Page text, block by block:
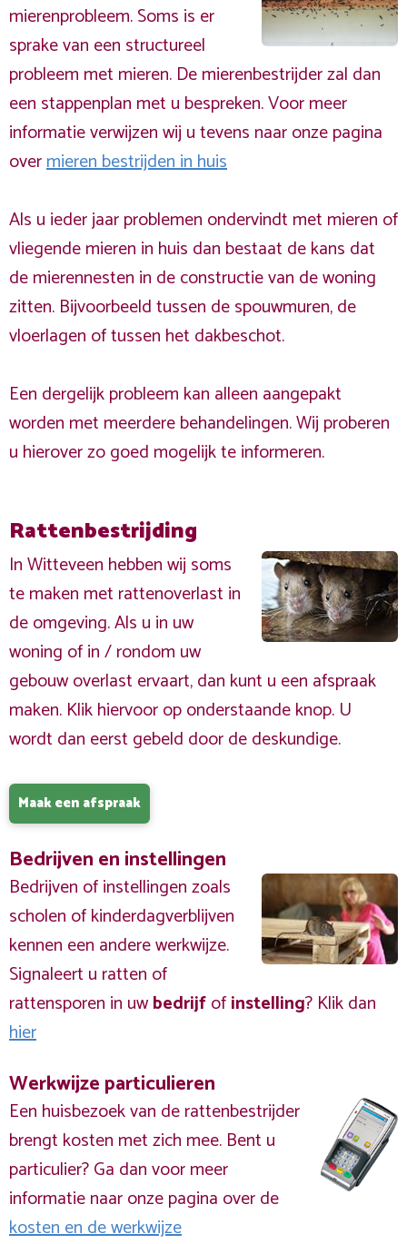
mierenprobleem. Soms is er
sprake van een structureel
probleem met mieren. De mierenbestrijder zal dan
een stappenplan met u bespreken. Voor meer
informatie verwijzen wij u tevens naar onze pagina
overmieren bestrijden in huis
Als u ieder jaar problemen ondervindt met mieren of
vliegende mieren in huis dan bestaat de kans dat
de mierennesten in de constructie van de woning
zitten. Bijvoorbeeld tussen de spouwmuren, de
vloerlagen of tussen het dakbeschot.
Een dergelijk probleem kan alleen aangepakt
worden met meerdere behandelingen. Wij proberen
u hierover zo goed mogelijk te informeren.
Rattenbestrijding
In Witteveen hebben wij soms
te maken met rattenoverlast in
de omgeving. Als u in uw
woning of in / rondom uw
gebouw overlast ervaart, dan kunt u een afspraak
maken. Klik hiervoor op onderstaande knop. U
wordt dan eerst gebeld door de deskundige.
Maak een afspraak
Bedrijven en instellingen
Bedrijven of instellingen zoals
scholen of kinderdagverblijven
kennen een andere werkwijze.
Signaleert u ratten of
rattensporen in uwbedrijfofinstelling? Klik dan
hier
Werkwijze particulieren
Een huisbezoek van de rattenbestrijder
brengt kosten met zich mee. Bent u
particulier? Ga dan voor meer
informatie naar onze pagina over de
kosten en de werkwijze